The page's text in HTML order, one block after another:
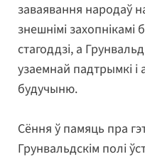
заваявання народаў
знешнімі захопнікамі
стагоддзі, а
узаемнай падтрымкі і
будучыню.
Сёння ў памяць пра
Грунвальдскім полі